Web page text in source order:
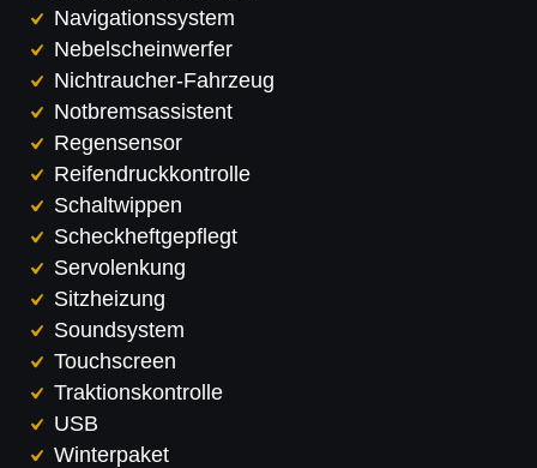
Navigationssystem
Nebelscheinwerfer
Nichtraucher-Fahrzeug
Notbremsassistent
Regensensor
Reifendruckkontrolle
Schaltwippen
Scheckheftgepflegt
Servolenkung
Sitzheizung
Soundsystem
Touchscreen
Traktionskontrolle
USB
Winterpaket